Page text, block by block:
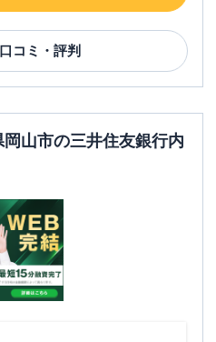
コミ・評判
山市の三井住友銀行内